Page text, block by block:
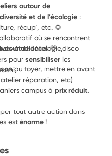
autour de
et de l’écologie :
récup’, etc. 🌻
où se rencontrent
étudiantes 💚
pour sensibiliser les
de l'écologie,disco
au foyer, mettre en avant
réparation, etc)
campus à prix réduit.
tout autre action dans
est énorme !